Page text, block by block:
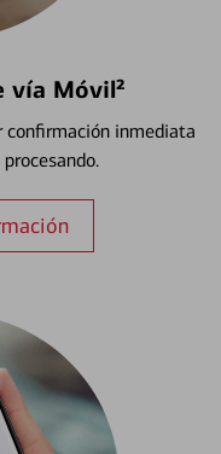
vía Móvil²
confirmación inmediata